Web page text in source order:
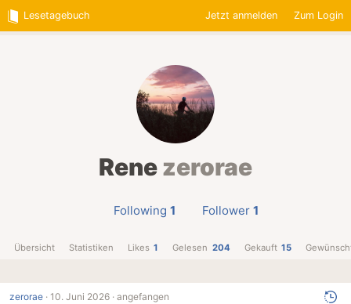
Lesetagebuch Jetzt anmelden Zum Login
Renezerorae
Following 1 Follower 1
Übersicht Statistiken Likes 1 Gelesen 204 Gekauft 15
zerorae · 10. Juni 2026 · angefangen